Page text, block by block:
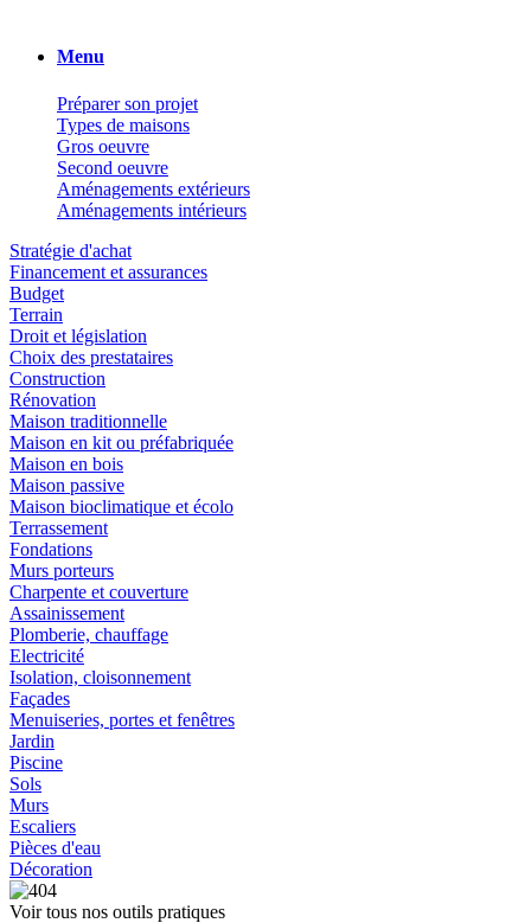
Menu
Préparer son projet
Types de maisons
Gros oeuvre
Second oeuvre
Aménagements extérieurs
Aménagements intérieurs
Stratégie d'achat
Financement et assurances
Budget
Terrain
Droit et législation
Choix des prestataires
Construction
Rénovation
Maison traditionnelle
Maison en kit ou préfabriquée
Maison en bois
Maison passive
Maison bioclimatique et écolo
Terrassement
Fondations
Murs porteurs
Charpente et couverture
Assainissement
Plomberie, chauffage
Electricité
Isolation, cloisonnement
Façades
Menuiseries, portes et fenêtres
Jardin
Piscine
Sols
Murs
Escaliers
Pièces d'eau
Décoration
Voir tous nos outils pratiques